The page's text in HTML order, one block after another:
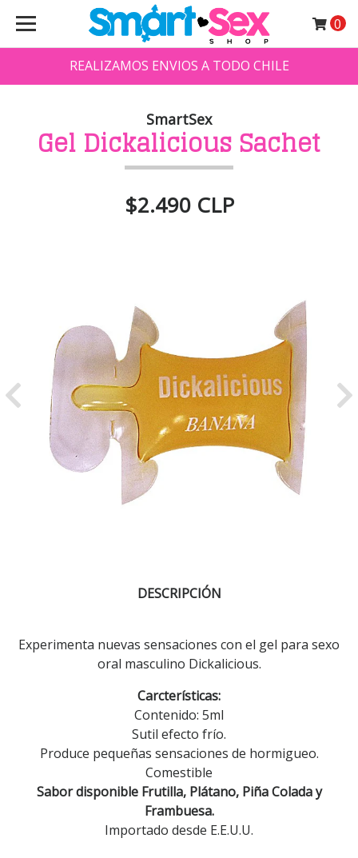
REALIZAMOS ENVIOS A TODO CHILE
0
SmartSex
Gel Dickalicious Sachet
$2.490 CLP
Previous
DESCRIPCIÓN
Experimenta nuevas sensaciones con el gel para sexo
oral masculino Dickalicious.
Carcterísticas:
Contenido: 5ml
Sutil efecto frío.
Produce pequeñas sensaciones de hormigueo.
Comestible
Sabor disponible Frutilla, Plátano, Piña Colada y
Frambuesa.
Importado desde E.E.U.U.